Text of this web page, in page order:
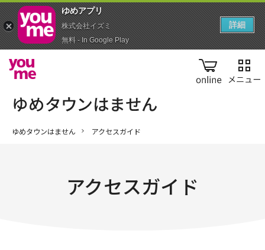
online
ゆめタウンはません アクセスガイド
アクセスガイド
ゆめアプ‪リ‬
株式会社イズミ
無料 - In Google Play
詳細